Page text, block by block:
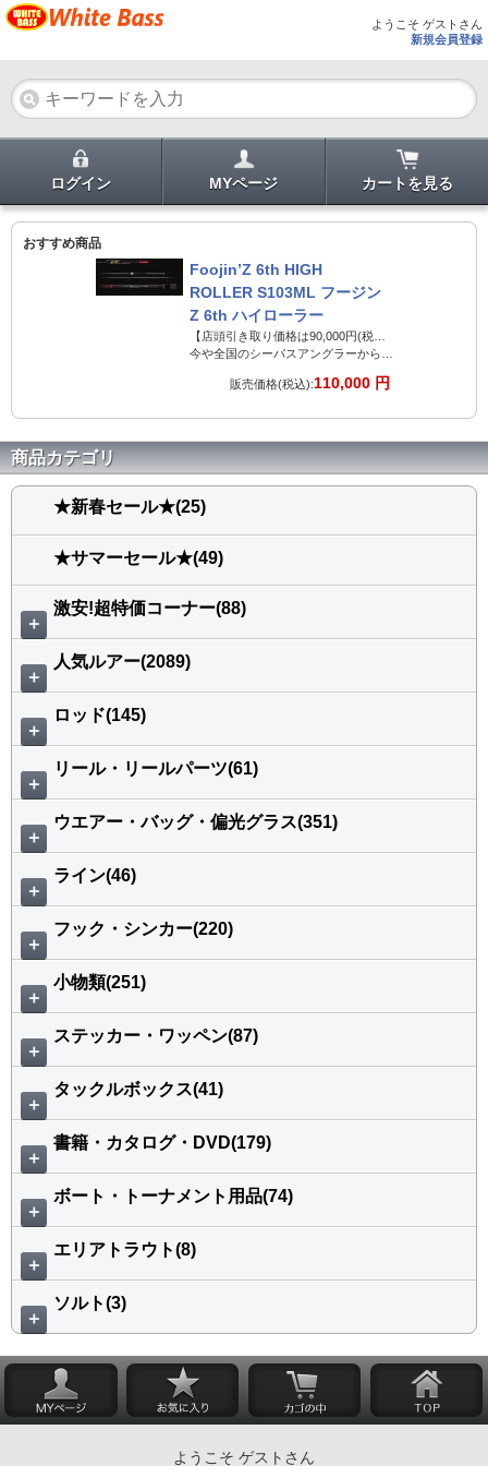
ようこそ ゲストさん
新規会員登録
ログイン MYページ カートを見る
おすすめ商品
Foojin’Z 6th HIGH
ROLLER S103ML フージン
Z 6th ハイローラー
今や全国のシーバスアングラーから高い支持を集め、村岡昌憲の代名詞ともなっている『ハイローラー』。
販売価格(税込):110,000 円
商品カテゴリ
★新春セール★(25)
★サマーセール★(49)
＋
激安!超特価コーナー(88)
＋
人気ルアー(2089)
＋
ロッド(145)
＋
リール・リールパーツ(61)
＋
ウエアー・バッグ・偏光グラス(351)
＋
ライン(46)
＋
フック・シンカー(220)
＋
小物類(251)
＋
ステッカー・ワッペン(87)
＋
タックルボックス(41)
＋
書籍・カタログ・DVD(179)
＋
ボート・トーナメント用品(74)
＋
エリアトラウト(8)
＋
ソルト(3)
ようこそ ゲストさん